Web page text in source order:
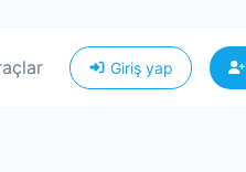
Giriş yap